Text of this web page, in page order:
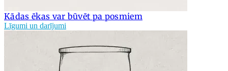
Kādas ēkas var būvēt pa posmiem
Līgumi un darījumi